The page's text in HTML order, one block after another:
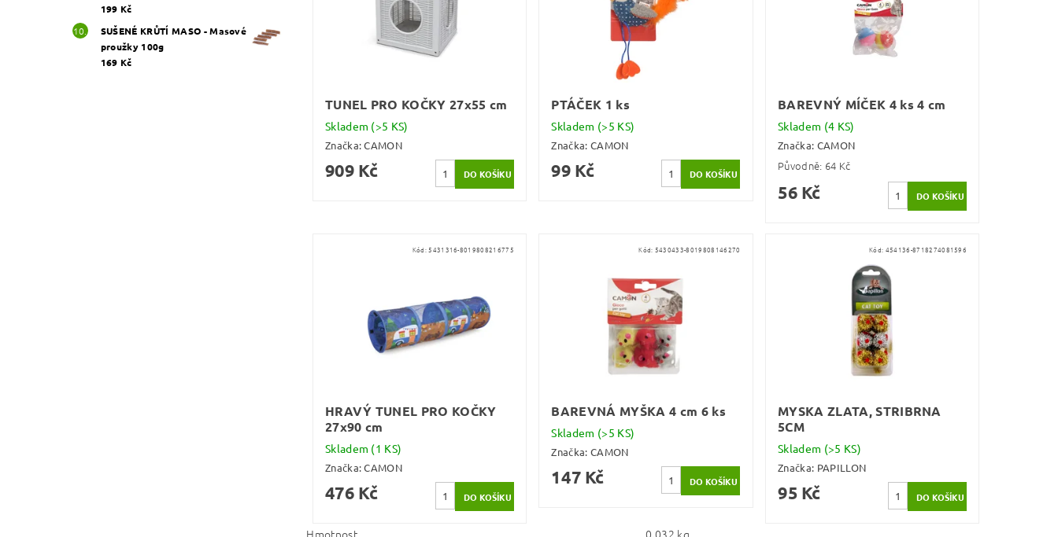
199 Kč
SUŠENÉ KRŮTÍ MASO - Masové
proužky 100g
169 Kč
TUNEL PRO KOČKY 27x55 cm
Skladem (>5 KS)
Značka:CAMON
909 Kč
PTÁČEK 1 ks
Skladem (>5 KS)
Značka:CAMON
99 Kč
BAREVNÝ MÍČEK 4 ks 4 cm
Skladem (4 KS)
Značka: CAMON
Původně: 64 Kč
56 Kč
Kód:5431316-8019808216775
HRAVÝ TUNEL PRO KOČKY
27x90 cm
Skladem (1 KS)
Značka:CAMON
476 Kč
Kód: 5430433-8019808146270
BAREVNÁ MYŠKA 4 cm 6 ks
Skladem (>5 KS)
Značka:CAMON
147 Kč
Kód: 454136-8718274081596
MYSKA ZLATA, STRIBRNA
5CM
Skladem (>5 KS)
Značka: PAPILLON
95 Kč
Hmotnost 0.032 kg